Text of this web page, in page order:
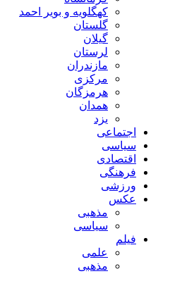
کهگلویه و بویر احمد
گلستان
گیلان
لرستان
مازندران
مرکزی
هرمزگان
همدان
یزد
اجتماعی
سیاسی
اقتصادی
فرهنگی
ورزشی
عکس
مذهبی
سیاسی
فیلم
علمی
مذهبی